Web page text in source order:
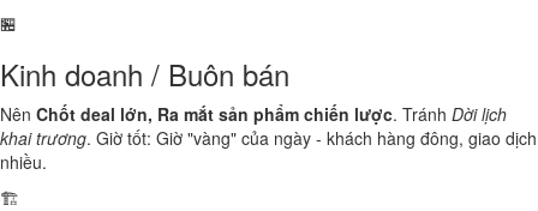
🏪
Kinh doanh / Buôn bán
Nên Chốt deal lớn, Ra mắt sản phẩm chiến lược. Tránh Dời lịch
khai trương. Giờ tốt: Giờ "vàng" của ngày - khách hàng đông, giao dịch
nhiều.
🏗️